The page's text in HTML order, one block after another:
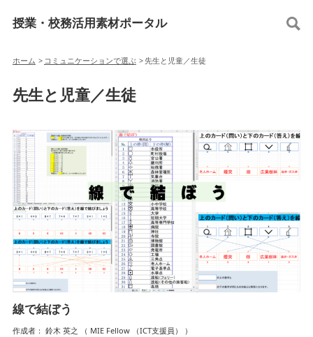
授業・校務活用素材ポータル
ホーム > コミュニケーションで選ぶ >先生と児童／生徒
先生と児童／生徒
線で結ぼう
作成者： 鈴木 英之 （ MIE Fellow （ICT支援員） ）